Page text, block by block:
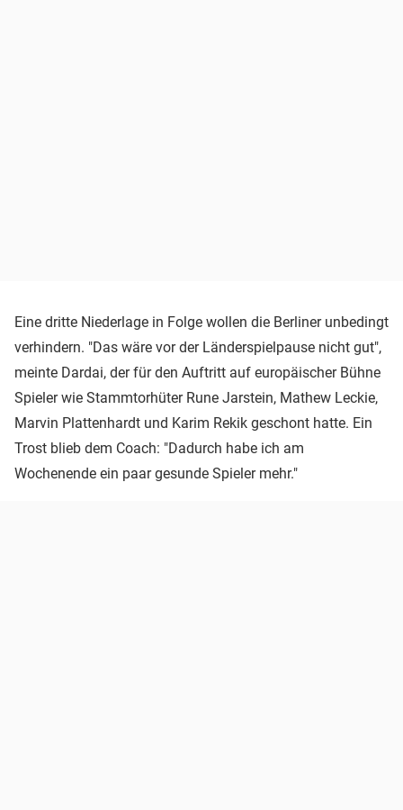
Eine dritte Niederlage in Folge wollen die Berliner unbedingt
verhindern. "Das wäre vor der Länderspielpause nicht gut",
meinte Dardai, der für den Auftritt auf europäischer Bühne
Spieler wie Stammtorhüter Rune Jarstein, Mathew Leckie,
Marvin Plattenhardt und Karim Rekik geschont hatte. Ein
Trost blieb dem Coach: "Dadurch habe ich am
Wochenende ein paar gesunde Spieler mehr."